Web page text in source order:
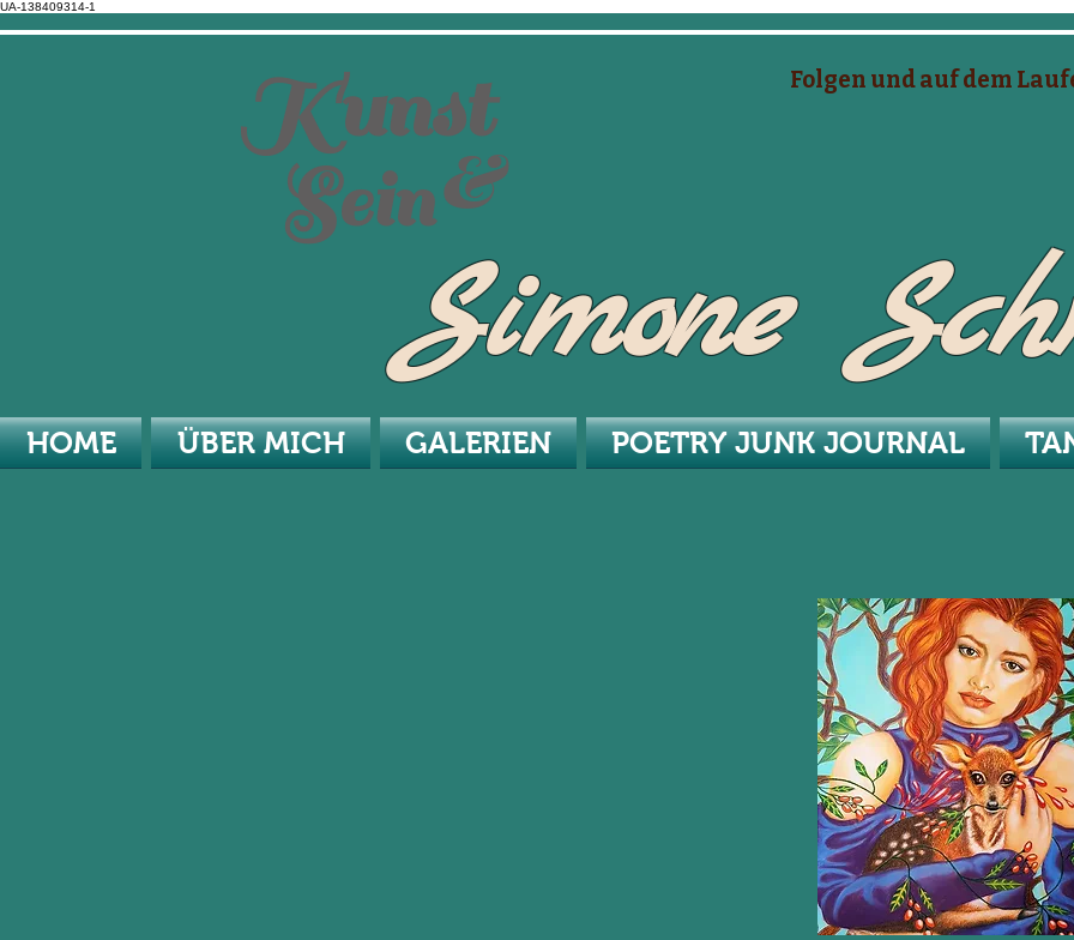
UA-138409314-1
Kunst
&
Sein
Folgen und auf dem
Simone
HOME ÜBER MICH GALERIEN POETRY JUNK JOURNAL